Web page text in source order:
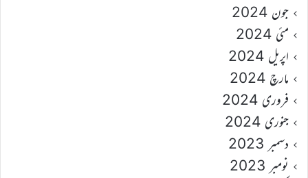
جون 2024
مئی 2024
اپریل 2024
مارچ 2024
فروری 2024
جنوری 2024
دسمبر 2023
نومبر 2023